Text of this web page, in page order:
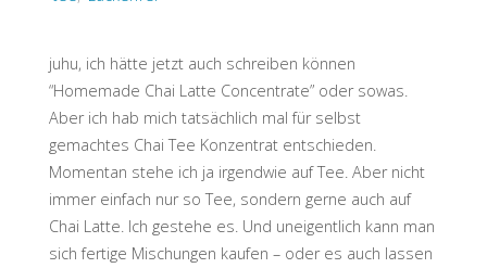
juhu, ich hätte jetzt auch schreiben können
“Homemade Chai Latte Concentrate” oder sowas.
Aber ich hab mich tatsächlich mal für selbst
gemachtes Chai Tee Konzentrat entschieden.
Momentan stehe ich ja irgendwie auf Tee. Aber nicht
immer einfach nur so Tee, sondern gerne auch auf
Chai Latte. Ich gestehe es. Und uneigentlich kann man
sich fertige Mischungen kaufen – oder es auch lassen